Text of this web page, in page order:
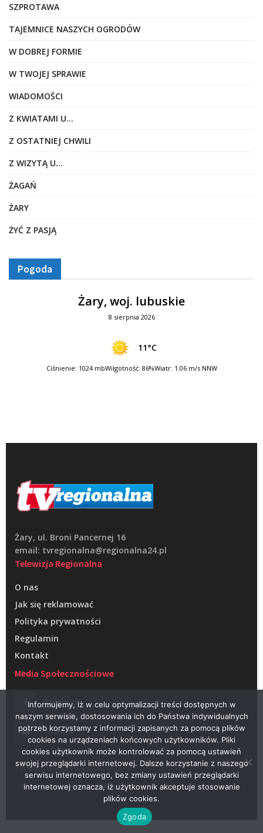
SZPROTAWA
TAJEMNICE NASZYCH OGRODÓW
W DOBREJ FORMIE
W TWOJEJ SPRAWIE
WIADOMOŚCI
Z KWIATAMI U…
Z OSTATNIEJ CHWILI
Z WIZYTĄ U…
ŻAGAŃ
ŻARY
ŻYĆ Z PASJĄ
Pogoda
Żary, woj. lubuskie
8 sierpnia 2026
11°C
Ciśnienie: 1024 mbWilgotność: 86%Wiatr: 1.06 m/s NNW
Żary, ul. Broni Pancernej 16
email: tvregionalna@regionalna24.pl
Telewizja Regionalna
O nas
Jak się reklamować
Polityka prywatności
Regulamin
Kontakt
Media Społecznościowe
Facebook
Youtube
© 2022 – Telewizja Regionalna w Żarach
Projektowanie stron WWW –RAGACOM
Informujemy, iż w celu optymalizacji treści dostępnych w
naszym serwisie, dostosowania ich do Państwa indywidualnych
potrzeb korzystamy z informacji zapisanych za pomocą plików
cookies na urządzeniach końcowych użytkowników. Pliki
cookies użytkownik może kontrolować za pomocą ustawień
swojej przeglądarki internetowej. Dalsze korzystanie z naszego
serwisu internetowego, bez zmiany ustawień przeglądarki
internetowej oznacza, iż użytkownik akceptuje stosowanie
plików cookies.
Zgoda